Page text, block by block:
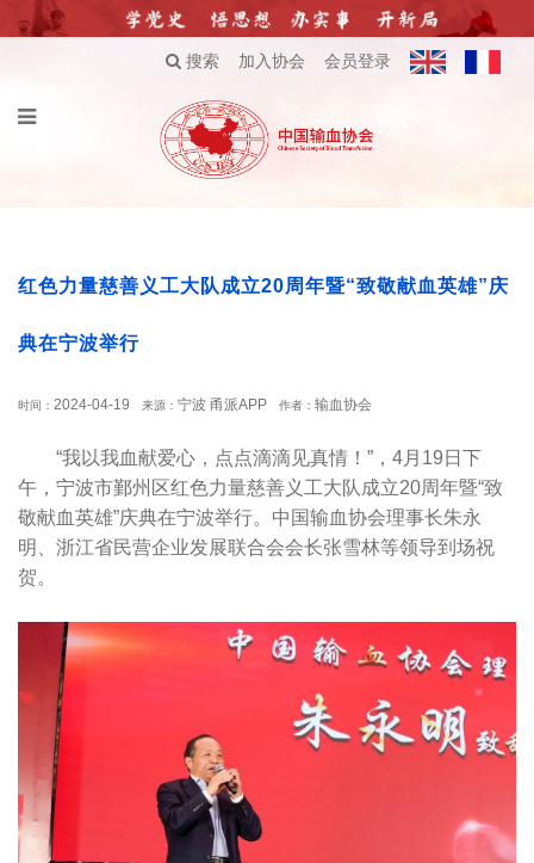
搜索 加入协会 会员登录
红色力量慈善义工大队成立20周年暨“致敬献血英雄”庆
典在宁波举行
时间： 2024-04-19 来源： 宁波 甬派APP 作者： 输血协会
“我以我血献爱心，点点滴滴见真情！”，4月19日下
午，宁波市鄞州区红色力量慈善义工大队成立20周年暨“致
敬献血英雄”庆典在宁波举行。中国输血协会理事长朱永
明、浙江省民营企业发展联合会会长张雪林等领导到场祝
贺。